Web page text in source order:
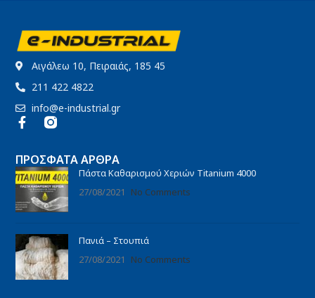
Αιγάλεω 10, Πειραιάς, 185 45
211 422 4822
info@e-industrial.gr
ΠΡΌΣΦΑΤΑ ΆΡΘΡΑ
Πάστα Καθαρισμού Χεριών Titanium 4000
27/08/2021
No Comments
Πανιά – Στουπιά
27/08/2021
No Comments